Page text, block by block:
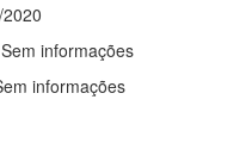
informações
informações